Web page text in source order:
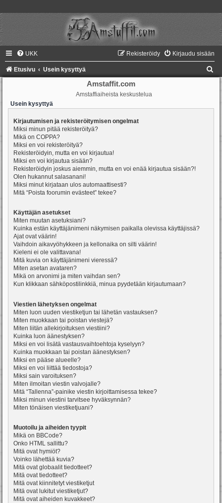
UKK Kirjaudu sisään
Rekisteröidy
Etusivu Usein kysyttyä
Amstaffit.com
Amstaffiaiheista keskustelua
Usein kysyttyä
Kirjautumisen ja rekisteröitymisen ongelmat
Miksi minun pitää rekisteröityä?
Mikä on COPPA?
Miksi en voi rekisteröityä?
Rekisteröidyin, mutta en voi kirjautua!
Miksi en voi kirjautua sisään?
Rekisteröidyin joskus aiemmin, mutta en voi enää kirjautua sisään?!
Olen hukannut salasanani!
Miksi minut kirjataan ulos automaattisesti?
Mitä “Poista foorumin evästeet” tekee?
Käyttäjän asetukset
Miten muutan asetuksiani?
Kuinka estän käyttäjänimeni näkymisen paikalla olevissa käyttäjissä?
Ajat ovat väärin!
Vaihdoin aikavyöhykkeen ja kellonaika on silti väärin!
Kieleni ei ole valittavana!
Mitä kuvia on käyttäjänimeni vieressä?
Miten asetan avataren?
Mikä on arvonimi ja miten vaihdan sen?
Kun klikkaan sähköpostilinkkiä, minua pyydetään kirjautumaan?
Viestien lähetyksen ongelmat
Miten luon uuden viestiketjun tai lähetän vastauksen?
Miten muokkaan tai poistan viestejä?
Miten liitän allekirjoituksen viestiini?
Kuinka luon äänestyksen?
Miksi en voi lisätä vastausvaihtoehtoja kyselyyn?
Kuinka muokkaan tai poistan äänestyksen?
Miksi en pääse alueelle?
Miksi en voi liittää tiedostoja?
Miksi sain varoituksen?
Miten ilmoitan viestin valvojalle?
Mitä “Tallenna”-painike viestin kirjoittamisessa tekee?
Miksi minun viestini tarvitsee hyväksynnän?
Miten tönäisen viestiketjuani?
Muotoilu ja aiheiden tyypit
Mikä on BBCode?
Onko HTML sallittu?
Mitä ovat hymiöt?
Voinko lähettää kuvia?
Mitä ovat globaalit tiedotteet?
Mitä ovat tiedotteet?
Mitä ovat kiinnitetyt viestiketjut
Mitä ovat lukitut viestiketjut?
Mitä ovat aiheiden kuvakkeet?